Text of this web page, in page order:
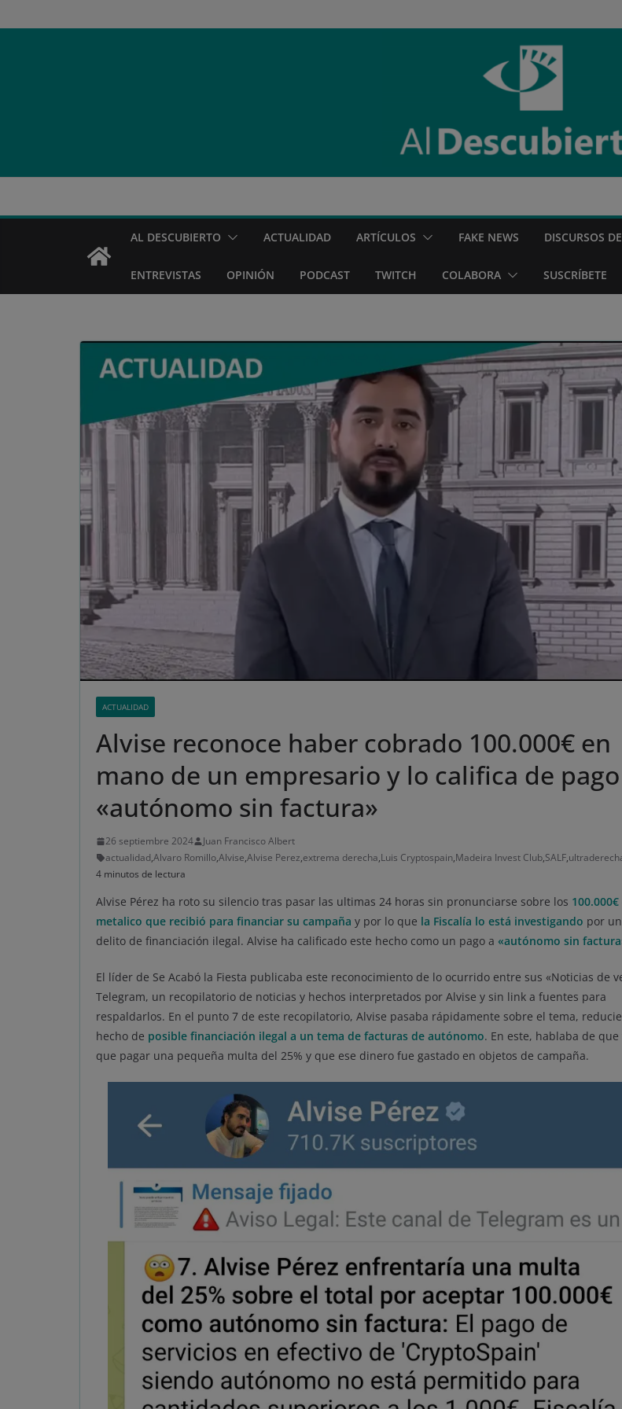
al
AL DESCUBIERTO ACTUALIDAD ARTÍCULOS FAKE NEWS DISCURSOS
ENTREVISTAS OPINIÓN PODCAST TWITCH COLABORA SUSCRÍBETE
ACTUALIDAD
Alvise reconoce haber cobrado 100.000€ en
mano de un empresario y lo califica de
«autónomo sin factura»
26 septiembre 2024
Juan Francisco Albert
actualidad,Alvaro Romillo,Alvise,Alvise Perez,extrema derecha,Luis Cryptospain,Madeira Invest Club,SALF,
4 minutos de lectura
Alvise Pérez ha roto su silencio tras pasar las ultimas 24 horas sin pronunciarse sobre los 100.000€
metalico que recibió para financiar su campaña y por lo que la Fiscalía lo está investigando por
delito de financiación ilegal. Alvise ha calificado este hecho como un pago a «autónomo sin
El líder de Se Acabó la Fiesta publicaba este reconocimiento de lo ocurrido entre sus «Noticias de
Telegram, un recopilatorio de noticias y hechos interpretados por Alvise y sin link a fuentes para
respaldarlos. En el punto 7 de este recopilatorio, Alvise pasaba rápidamente sobre el tema,
hecho de posible financiación ilegal a un tema de facturas de autónomo. En este, hablaba de
que pagar una pequeña multa del 25% y que ese dinero fue gastado en objetos de campaña.